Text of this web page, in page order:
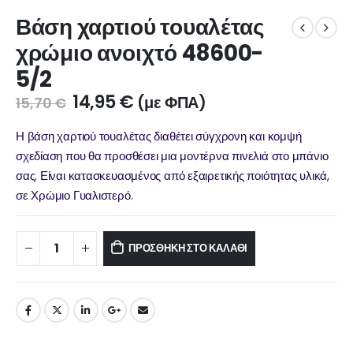
Βάση χαρτιού τουαλέτας
χρώμιο ανοιχτό 48600-
5/2
15,70€ 14,95€ (με ΦΠΑ)
Η βάση χαρτιού τουαλέτας διαθέτει σύγχρονη και κομψή
σχεδίαση που θα προσθέσει μια μοντέρνα πινελιά στο μπάνιο
σας. Είναι κατασκευασμένος από εξαιρετικής ποιότητας υλικά,
σε Χρώμιο Γυαλιστερό.
ΠΡΟΣΘΉΚΗ ΣΤΟ ΚΑΛΆΘΙ